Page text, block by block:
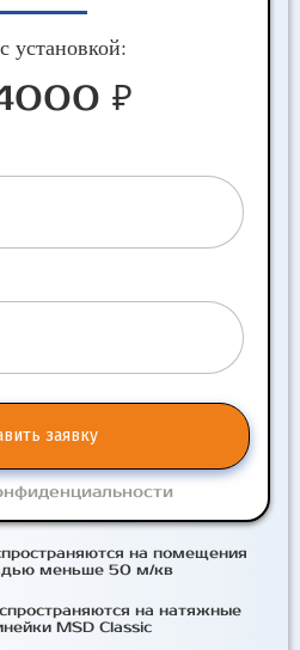
установкой:
₽
заявку
на помещения
меньше 50 м/кв
на натяжные
MSD Classic